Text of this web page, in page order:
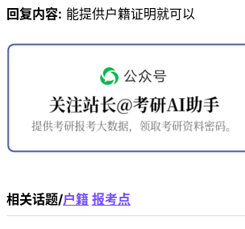
回复内容: 能提供户籍证明就可以
相关话题/户籍 报考点